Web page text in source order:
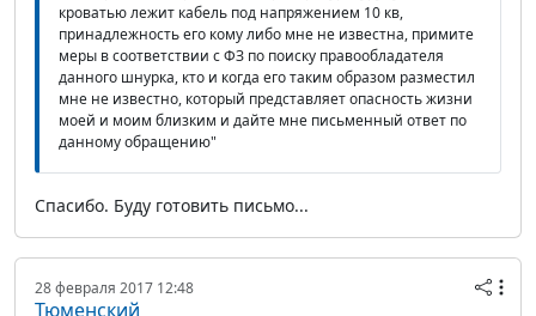
кроватью лежит кабель под напряжением 10 кв,
принадлежность его кому либо мне не известна, примите
меры в соответствии с ФЗ по поиску правообладателя
данного шнурка, кто и когда его таким образом разместил
мне не известно, который представляет опасность жизни
моей и моим близким и дайте мне письменный ответ по
данному обращению"
Спасибо. Буду готовить письмо...
28 февраля 2017 12:48
Тюменский